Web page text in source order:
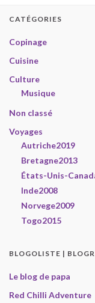
CATÉGORIES
Copinage
Cuisine
Culture
Musique
Non classé
Voyages
Autriche2019
Bretagne2013
États-Unis-
Inde2008
Norvege2009
Togo2015
BLOGOLISTE |
Le blog de papa
Red Chilli Adventure